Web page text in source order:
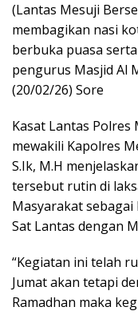
(Lantas Mesuji
membagikan nasi
berbuka puasa
pengurus Masjid Al
(20/02/26) Sore
Kasat Lantas Polres
mewakili Kapolres
S.Ik, M.H
tersebut rutin di
Masyarakat
Sat Lantas dengan
“Kegiatan ini telah
Jumat akan tetapi
Ramadhan maka